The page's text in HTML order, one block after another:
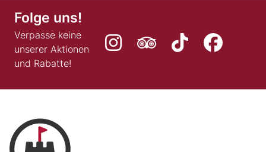
Folge uns!
Verpasse keine
unserer Aktionen
und Rabatte!